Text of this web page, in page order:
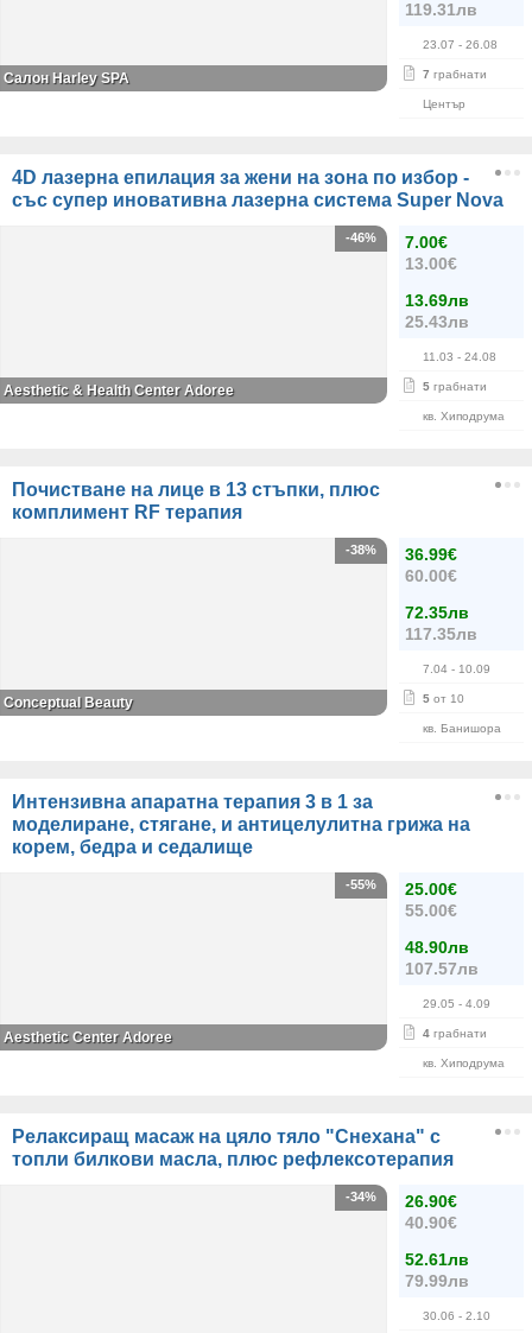
119.31лв
23.07 - 26.08
7 грабнати
Център
Салон Harley SPA
4D лазерна епилация за жени на зона по избор -
със супер иновативна лазерна система Super Nova
7.00€
13.00€
13.69лв
25.43лв
11.03 - 24.08
5 грабнати
кв. Хиподрума
-46%
Aesthetic & Health Center Adoree
Почистване на лице в 13 стъпки, плюс
комплимент RF терапия
36.99€
60.00€
72.35лв
117.35лв
7.04 - 10.09
5 от 10
кв. Банишора
-38%
Conceptual Beauty
Интензивна апаратна терапия 3 в 1 за
моделиране, стягане, и антицелулитна грижа на
корем, бедра и седалище
25.00€
55.00€
48.90лв
107.57лв
29.05 - 4.09
4 грабнати
кв. Хиподрума
-55%
Aesthetic Center Adoree
Релаксиращ масаж на цяло тяло "Снехана" с
топли билкови масла, плюс рефлексотерапия
26.90€
40.90€
52.61лв
79.99лв
30.06 - 2.10
-34%